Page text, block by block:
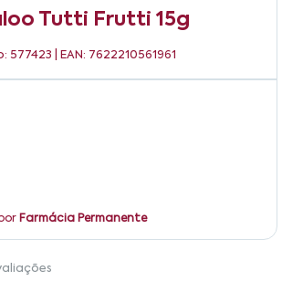
Tutti Frutti 15g
577423 | EAN: 7622210561961
Farmácia Permanente